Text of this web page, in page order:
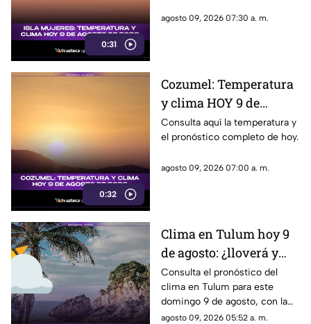
0:31
agosto 09, 2026 07:30 a. m.
0:32
Cozumel: Temperatura
y clima HOY 9 de
agosto de 2026
Consulta aquí la temperatura y
el pronóstico completo de hoy.
agosto 09, 2026 07:00 a. m.
Clima en Tulum hoy 9
de agosto: ¿lloverá y
qué temperatura se
espera este domingo?
Consulta el pronóstico del
clima en Tulum para este
domingo 9 de agosto, con la
temperatura y las condiciones
agosto 09, 2026 05:52 a. m.